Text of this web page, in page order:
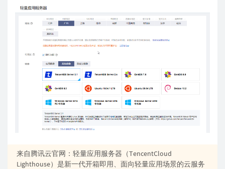
来自腾讯云官网：轻量应用服务器（TencentCloud
Lighthouse）是新一代开箱即用、面向轻量应用场景的云服务